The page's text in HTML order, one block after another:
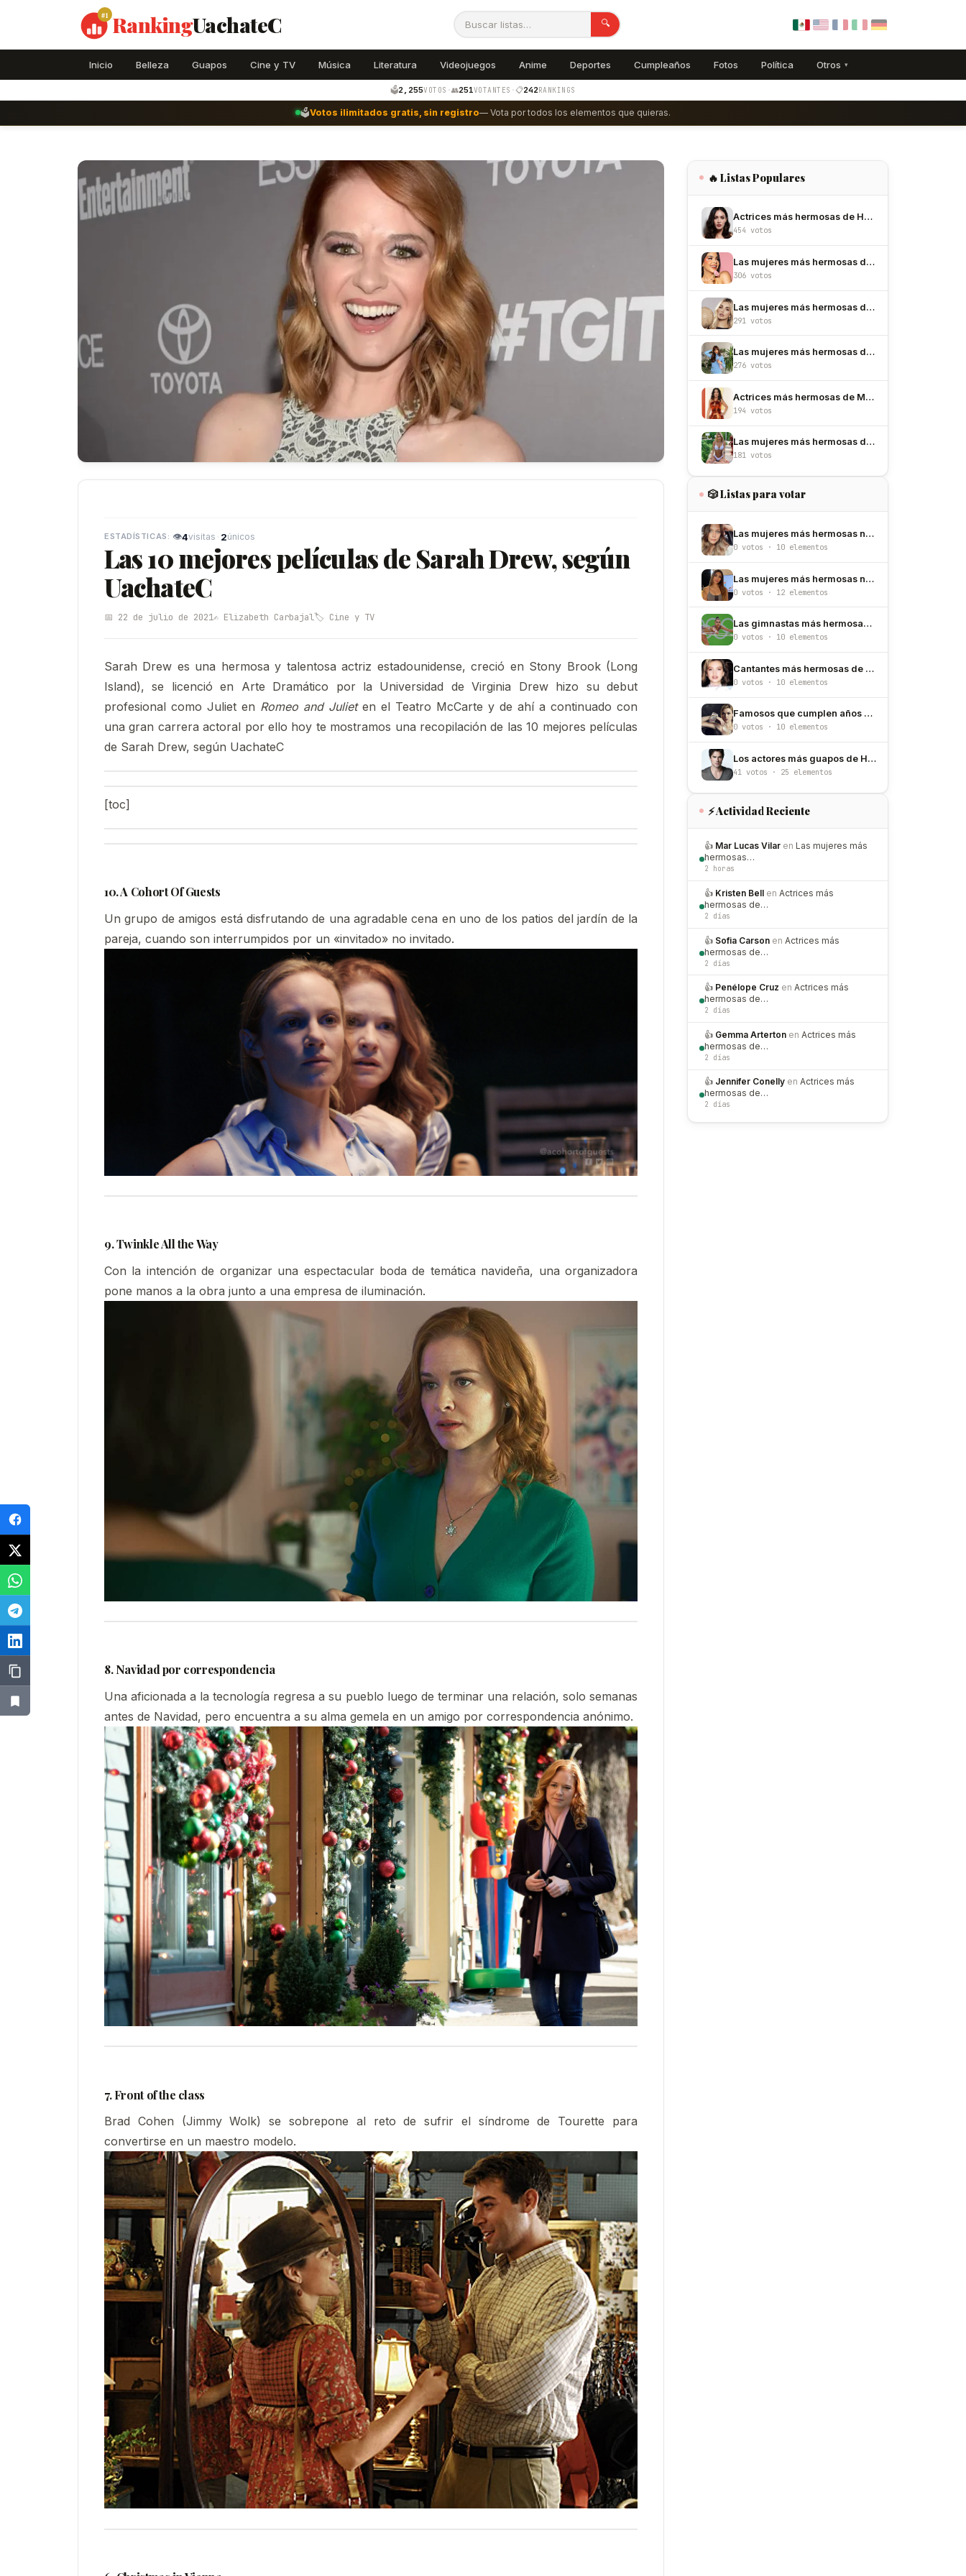
#1 RankingUachateC 🔍
Inicio Belleza Guapos Cine y TV Música Literatura Videojuegos Anime Deportes Cumpleaños Fotos Política Otros ▾
🗳️2,255VOTOS ·👥251VOTANTES ·📋242RANKINGS
🗳️Votos ilimitados gratis, sin registro— Vota por todos los elementos que quieras.
👁4visitas · 2únicos
Las 10 mejores películas de Sarah Drew, según
UachateC
📅 22 de julio de 2021✍️ Elizabeth Carbajal🏷️ Cine y TV
Sarah Drew es una hermosa y talentosa actriz estadounidense, creció en Stony Brook (Long
Island), se licenció en Arte Dramático por la Universidad de Virginia Drew hizo su debut
profesional como Juliet en Romeo and Julieten el Teatro McCarte y de ahí a continuado con
una gran carrera actoral por ello hoy te mostramos una recopilación de las 10 mejores películas
de Sarah Drew, según UachateC
[toc]
10. A Cohort Of Guests
Un grupo de amigos está disfrutando de una agradable cena en uno de los patios del jardín de la
pareja, cuando son interrumpidos por un «invitado» no invitado.
9. Twinkle All the Way
Con la intención de organizar una espectacular boda de temática navideña, una organizadora
pone manos a la obra junto a una empresa de iluminación.
8. Navidad por correspondencia
Una aficionada a la tecnología regresa a su pueblo luego de terminar una relación, solo semanas
antes de Navidad, pero encuentra a su alma gemela en un amigo por correspondencia anónimo.
7. Front of the class
Brad Cohen (Jimmy Wolk) se sobrepone al reto de sufrir el síndrome de Tourette para
convertirse en un maestro modelo.
🔥 Listas Populares
Actrices más hermosas de Hollywood
454 votos
Las mujeres más hermosas de México
306 votos
Las mujeres más hermosas de Colombia
291 votos
Las mujeres más hermosas de España
276 votos
Actrices más hermosas de México
194 votos
Las mujeres más hermosas de Argentina
181 votos
🎲 Listas para votar
Las mujeres más hermosas nacidas un 18 de junio
0 votos · 10 elementos
Las mujeres más hermosas nacidas un 20 de junio
0 votos · 12 elementos
Las gimnastas más hermosas de Rusia
0 votos · 10 elementos
Cantantes más hermosas de los 90
0 votos · 10 elementos
Famosos que cumplen años el 17 de mayo
0 votos · 10 elementos
Los actores más guapos de Hollywood
41 votos · 25 elementos
⚡ Actividad Reciente
👍 Mar Lucas Vilar en Las mujeres más
hermosas…
2 horas
👍 Kristen Bell en Actrices más
hermosas de…
2 días
👍 Sofia Carson en Actrices más
hermosas de…
2 días
👍 Penélope Cruz en Actrices más
hermosas de…
2 días
👍 Gemma Arterton en Actrices más
hermosas de…
2 días
👍 Jennifer Conelly en Actrices más
hermosas de…
2 días